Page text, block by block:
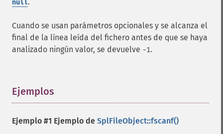
null
Cuando se usan parámetros opcionales y se alcanza el
final de la línea leída del fichero antes de que se haya
analizado ningún valor, se devuelve -1.
Ejemplos
Ejemplo #1 Ejemplo de SplFileObject::fscanf()